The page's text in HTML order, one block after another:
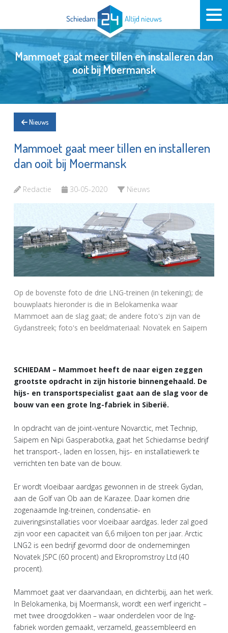
Mammoet gaat meer tillen en installeren dan
ooit bij Moermansk
Nieuws
Mammoet gaat meer tillen en installeren
dan ooit bij Moermansk
Redactie 30-05-2020 Nieuws
Op de bovenste foto de drie LNG-treinen (in tekening); de
bouwplaats hieronder is die in Belokamenka waar
Mammoet aan de slag gaat; de andere foto's zijn van de
Gydanstreek; foto's en beeldmateriaal: Novatek en Saipem
SCHIEDAM – Mammoet heeft de naar eigen zeggen
grootste opdracht in zijn historie binnengehaald. De
hijs- en transportspecialist gaat aan de slag voor de
bouw van een grote lng-fabriek in Siberië.
In opdracht van de joint-venture Novarctic, met Technip,
Saipem en Nipi Gasperabotka, gaat het Schiedamse bedrijf
het transport-, laden en lossen, hijs- en installatiewerk te
verrichten ten bate van de bouw.
Er wordt vloeibaar aardgas gewonnen in de streek Gydan,
aan de Golf van Ob aan de Karazee. Daar komen drie
zogenaamde lng-treinen, condensatie- en
zuiveringsinstallaties voor vloeibaar aardgas. Ieder zal goed
zijn voor een capaciteit van 6,6 miljoen ton per jaar. Arctic
LNG2 is een bedrijf gevormd door de ondernemingen
Novatek JSPC (60 procent) and Ekropromstroy Ltd (40
procent).
Mammoet gaat ver daarvandaan, en dichterbij, aan het werk.
In Belokamenka, bij Moermansk, wordt een werf ingericht –
met twee droogdokken – waar onderdelen voor de lng-
fabriek worden gemaakt, verzameld, geassembleerd en